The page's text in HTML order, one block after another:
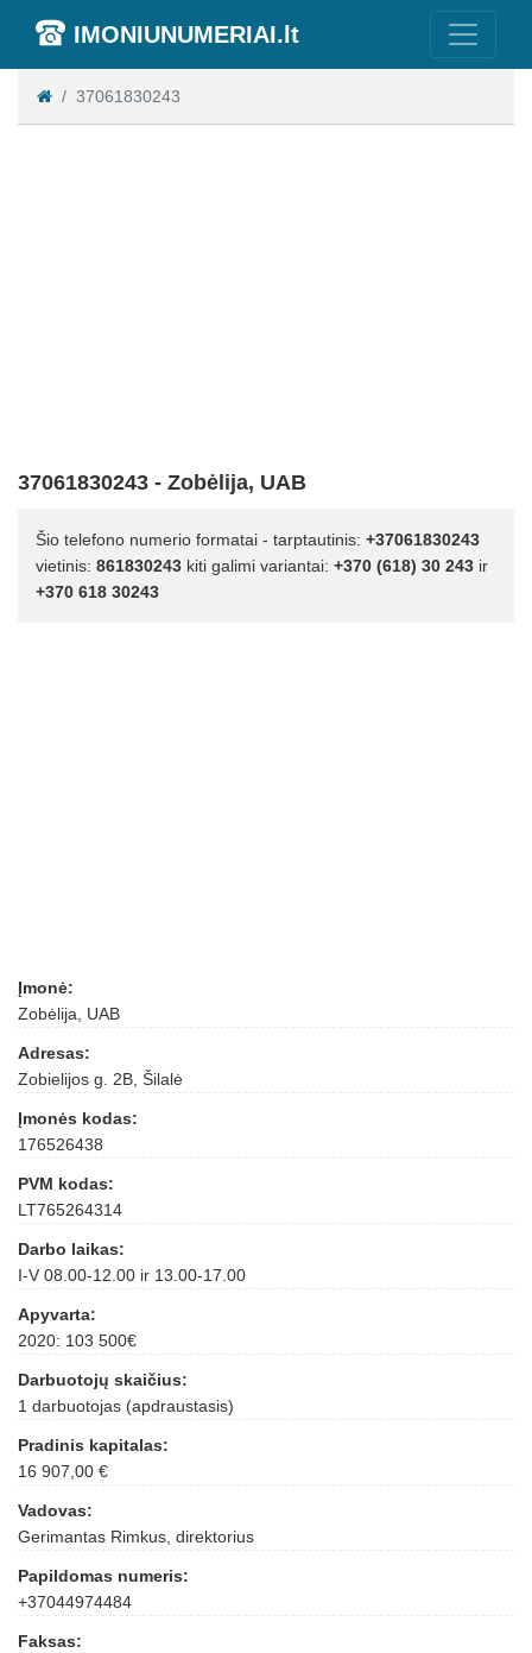
IMONIUNUMERIAI.lt
37061830243
37061830243 - Zobėlija, UAB
Šio telefono numerio formatai - tarptautinis: +37061830243
vietinis: 861830243 kiti galimi variantai: +370 (618) 30 243 ir
+370 618 30243
Įmonė:
Zobėlija, UAB
Adresas:
Zobielijos g. 2B, Šilalė
Įmonės kodas:
176526438
PVM kodas:
LT765264314
Darbo laikas:
I-V 08.00-12.00 ir 13.00-17.00
Apyvarta:
2020: 103 500€
Darbuotojų skaičius:
1 darbuotojas (apdraustasis)
Pradinis kapitalas:
16 907,00 €
Vadovas:
Gerimantas Rimkus, direktorius
Papildomas numeris:
+37044974484
Faksas: